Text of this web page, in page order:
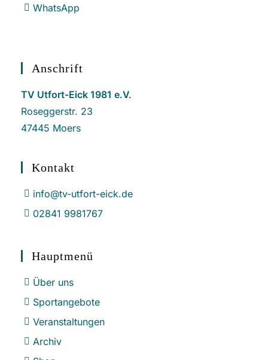
WhatsApp
Anschrift
TV Utfort-Eick 1981 e.V.
Roseggerstr. 23
47445 Moers
Kontakt
info@tv-utfort-eick.de
02841 9981767
Hauptmenü
Über uns
Sportangebote
Veranstaltungen
Archiv